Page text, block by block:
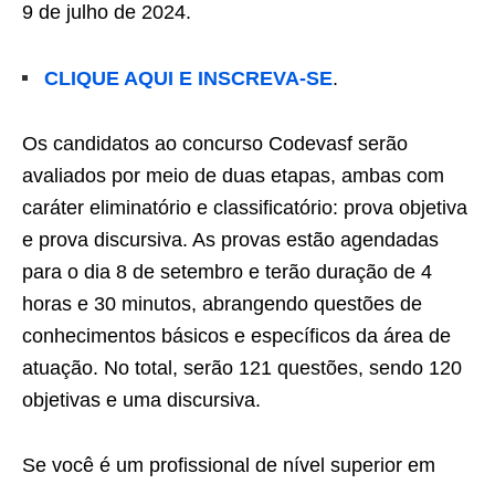
9 de julho de 2024.
CLIQUE AQUI E INSCREVA-SE.
Os candidatos ao concurso Codevasf serão
avaliados por meio de duas etapas, ambas com
caráter eliminatório e classificatório: prova objetiva
e prova discursiva. As provas estão agendadas
para o dia 8 de setembro e terão duração de 4
horas e 30 minutos, abrangendo questões de
conhecimentos básicos e específicos da área de
atuação. No total, serão 121 questões, sendo 120
objetivas e uma discursiva.
Se você é um profissional de nível superior em